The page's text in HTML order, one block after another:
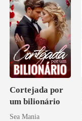
Cortejada por
um bilionário
Sea Mania